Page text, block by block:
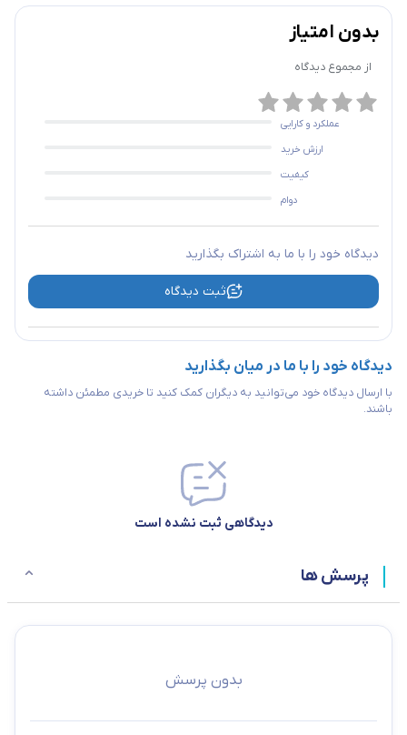
بدون امتیاز
از مجموع دیدگاه
عملکرد و کارایی
ارزش خرید
کیفیت
دوام
دیدگاه خود را با ما به اشتراک بگذارید
ثبت دیدگاه
دیدگاه خود را با ما در میان بگذارید
با ارسال دیدگاه خود می‌توانید به دیگران کمک کنید تا خریدی مطمئن داشته
باشند.
دیدگاهی ثبت نشده است
پرسش ها
بدون پرسش